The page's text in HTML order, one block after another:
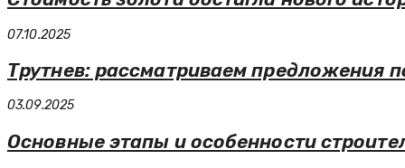
07.10.2025
Трутнев: рассматриваем предложения
03.09.2025
Основные этапы и особенности